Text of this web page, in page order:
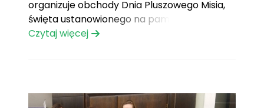
organizuje obchody Dnia Pluszowego Misia,
święta ustanowionego na pamiątkę
pewnego nieudanego polowania…
Czytaj więcej